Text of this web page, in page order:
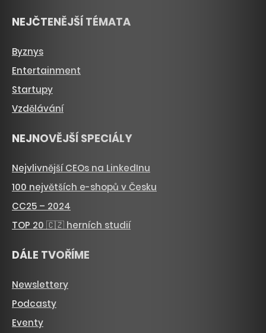
NEJČTENĚJŠÍ TÉMATA
Byznys
Entertainment
Startupy
Vzdělávání
NEJNOVĚJŠÍ SPECIÁLY
Nejvlivnější CEOs na LinkedInu
100 největších e-shopů v Česku
CC25 – 2024
TOP 20 🇨🇿 herních studií
DÁLE TVOŘÍME
Newslettery
Podcasty
Eventy